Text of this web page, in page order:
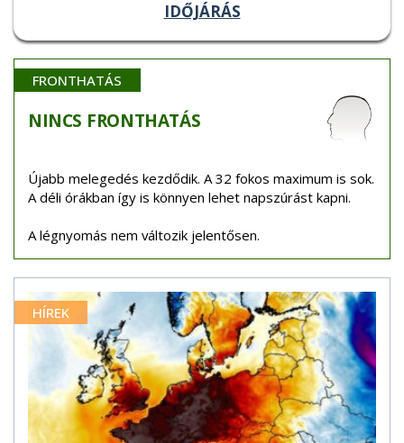
IDŐJÁRÁS
FRONTHATÁS
NINCS FRONTHATÁS
Újabb melegedés kezdődik. A 32 fokos maximum is sok.
A déli órákban így is könnyen lehet napszúrást kapni.
A légnyomás nem változik jelentősen.
HÍREK